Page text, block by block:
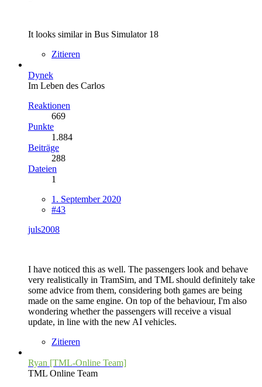
It looks similar in Bus Simulator 18
Zitieren
Dynek
Im Leben des Carlos
Reaktionen
669
Punkte
1.884
Beiträge
288
Dateien
1
1. September 2020
#43
juls2008
I have noticed this as well. The passengers look and behave
very realistically in TramSim, and TML should definitely take
some advice from them, considering both games are being
made on the same engine. On top of the behaviour, I'm also
wondering whether the passengers will receive a visual
update, in line with the new AI vehicles.
Zitieren
Ryan [TML-Online Team]
TML Online Team